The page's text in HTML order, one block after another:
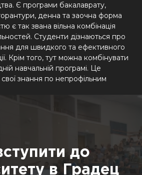
Є програми бакалаврату,
денна та заочна форма
є так звана вільна комбінація
Студенти дізнаються про
для швидкого та ефективного
Крім того, тут можна комбінувати
навчальній програмі. Це
знання по непрофільним
до
в Градец